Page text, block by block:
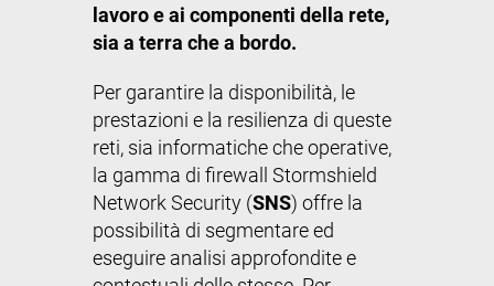
lavoro e ai componenti della rete,
sia a terra che a bordo.
Per garantire la disponibilità, le
prestazioni e la resilienza di queste
reti, sia informatiche che operative,
la gamma di firewall Stormshield
Network Security (SNS) offre la
possibilità di segmentare ed
eseguire analisi approfondite e